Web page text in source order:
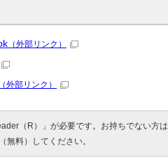
（外部リンク）
（外部リンク）
（R）」が必要です。お持ちでない方は
無料）してください。